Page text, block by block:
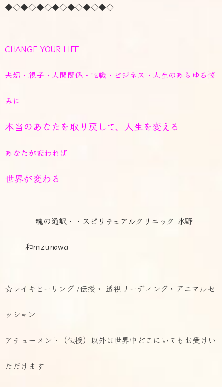
◆◇◆◇◆◇◆◇◆◇◆◇◆◇
CHANGE YOUR LIFE
夫婦・親子・人間関係・転職・ビジネス・人生のあらゆる悩
みに
本当のあなたを取り戻して、人生を変える
あなたが変われば
世界が変わる
魂の通訳・・スピリチュアルクリニック 水野
和mizunowa
☆レイキヒーリング /伝授・ 透視リーディング・アニマルセ
ッション
アチューメント（伝授）以外は世界中どこにいてもお受けい
ただけます